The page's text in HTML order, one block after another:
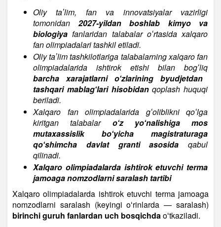
Oliy taʼlim, fan va innovatsiyalar vazirligi
tomonidan 2027-yildan boshlab kimyo va
biologiya fanlaridan talabalar oʻrtasida xalqaro
fan olimpiadalari tashkil etiladi.
Oliy taʼlim tashkilotlariga talabalarning xalqaro fan
olimpiadalarida ishtirok etishi bilan bogʻliq
barcha xarajatlarni oʻzlarining byudjetdan
tashqari mablagʻlari hisobidanqoplash huquqi
beriladi.
Xalqaro fan olimpiadalarida gʻoliblikni qoʻlga
kiritgan talabalaroʻz yoʻnalishiga mos
mutaxassislik boʻyicha magistraturaga
qoʻshimcha davlat granti asosida qabul
qilinadi.
Xalqaro olimpiadalarda ishtirok etuvchi terma
jamoaga nomzodlarni saralash tartibi
Xalqaro olimpiadalarda ishtirok etuvchi terma jamoaga
nomzodlarni saralash (keyingi oʻrinlarda — saralash)
birinchi guruh fanlardan uch bosqichdaoʻtkaziladi.